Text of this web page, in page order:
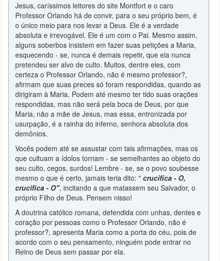
Jesus, caríssimos leitores do site Montfort e o caro
Professor Orlando há de convir, para o seu próprio bem, é
o único meio para nos levar a Deus. Ele é a verdade
absoluta e irrevogável. Ele é um com o Pai. Mesmo assim,
alguns soberbos insistem em fazer suas petições a Maria,
esquecendo - se, nunca é demais repetir, que ela nunca
pretendeu ser alvo de culto. Muitos, dentre eles, com
certeza o Professor Orlando, não é mesmo professor?,
afirmam que suas preces só foram respondidas, quando as
dirigiram à Maria. Podem até mesmo ter tido suas orações
respondidas, mas não será pela boca de Deus, por que
Maria, não a mãe de Jesus, mas essa, entronizada por
usurpação, é a rainha do inferno, senhora absoluta dos
demônios.
Vocês podem até se assustar com tais afirmações, mas os
que cultuam a ídolos tornam - se semelhantes ao objeto do
seu culto, cegos, surdos! Lembre - se, se o povo soubesse
mesmo o que é certo, jamais teria dito: " crucifica - O,
crucifica - O", incitando a que matassem seu Salvador, o
próprio Filho de Deus. Pensem nisso!
A doutrina católico romana, defendida com unhas, dentes e
coração por pessoas como o Professor Orlando, não é
professor?, apresenta Maria como a porta do céu, pois de
acordo com o seu pensamento, ninguém pode entrar no
Reino de Deus sem passar por ela.